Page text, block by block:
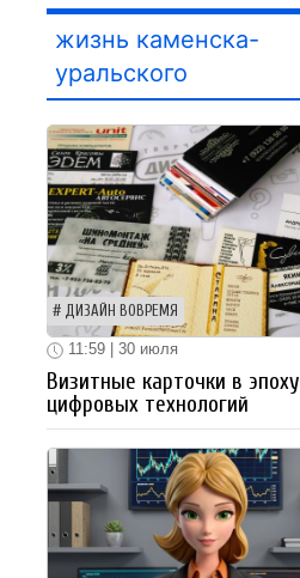
жизнь каменска-
уральского
ДИЗАЙН ВОВРЕМЯ
11:59 | 30 июля
Визитные карточки в эпоху
цифровых технологий